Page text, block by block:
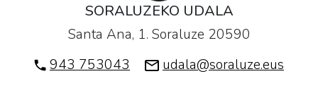
SORALUZEKO UDALA
Santa Ana, 1. Soraluze 20590
943 753043
udala@soraluze.eus